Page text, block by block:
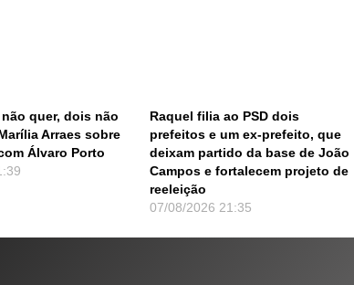
quer, dois não
Arraes sobre
Álvaro Porto
Raquel filia ao PSD dois
prefeitos e um ex-prefeito, que
deixam partido da base de João
Campos e fortalecem projeto de
reeleição
07/08/2026 21:35